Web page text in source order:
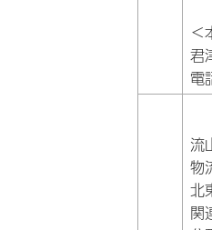
＜
君
電
流
物
北
関